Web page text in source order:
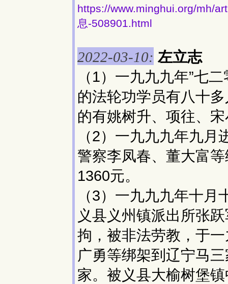
https://www.minghui.org/mh/
息-508901.html
2022-03-10: 左立志
（1）一九九九年”七
的法轮功学员有八十
的有姚树升、项往、
（2）一九九九年九
警察李凤春、董大富
1360元。
（3）一九九九年十
义县义州镇派出所张
拘，被非法劳教，于
广勇等绑架到辽宁马
家。被义县大榆树堡